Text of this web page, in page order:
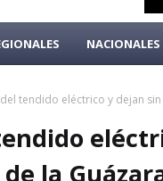
NACIONALES
tendido eléctrico y dejan
la